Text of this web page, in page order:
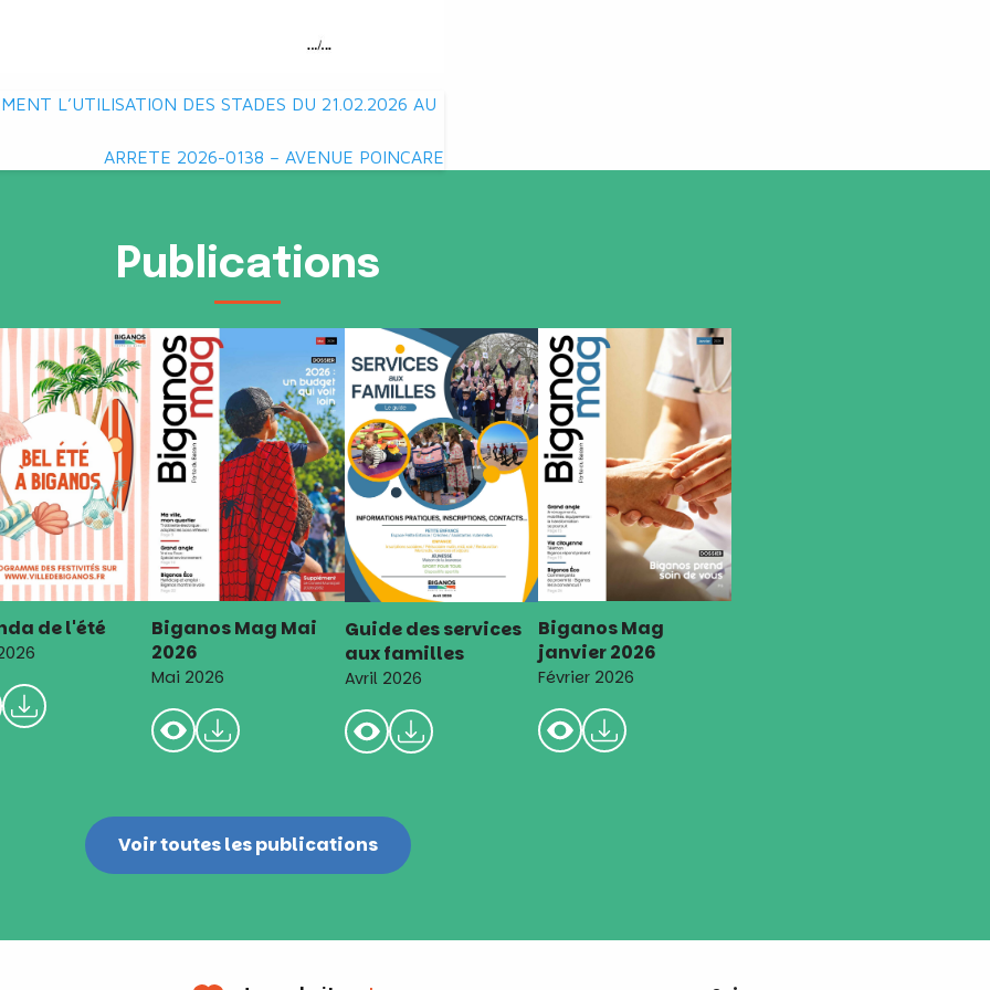
L’UTILISATION DES STADES DU 21.02.2026 AU
ARRETE 2026-0138 – AVENUE POINCARE
Publications
de l'été
Biganos Mag Mai
2026
Mai 2026
Guide des services
aux familles
Avril 2026
Biganos Mag
janvier 2026
Février 2026
Voir toutes les publications